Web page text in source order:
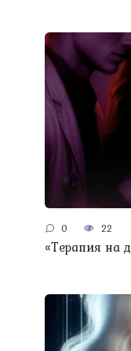
0 22
«Терапия на